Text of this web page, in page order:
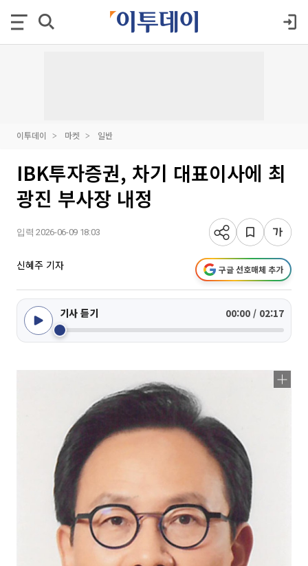
이투데이 마켓 일반
IBK투자증권, 차기 대표이사에 최
광진 부사장 내정
입력 2026-06-09 18:03
신혜주 기자 구글 선호매체 추가
기사 듣기 00:00 / 02:17